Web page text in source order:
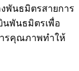
พันธมิตรสายการ
นพันธมิตรเพื่อ
รคุณภาพทำให้